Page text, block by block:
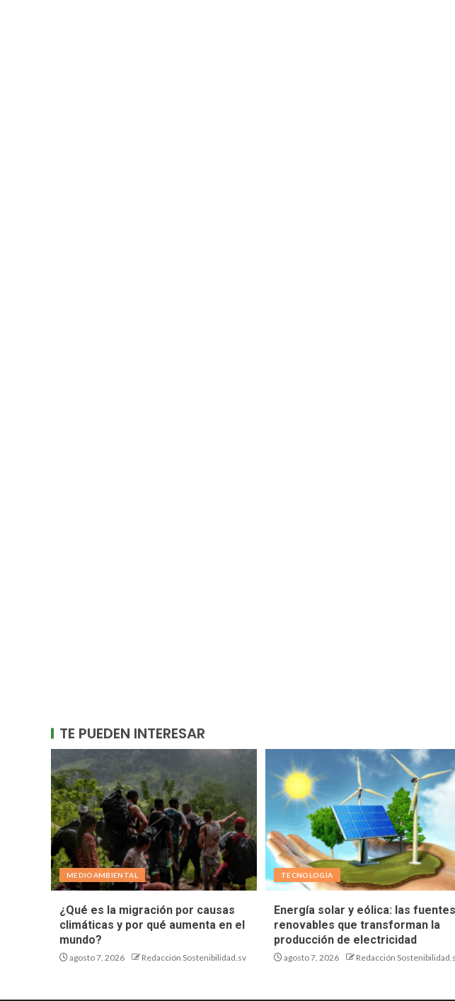
TE PUEDEN INTERESAR
MEDIOAMBIENTAL
¿Qué es la migración por causas
climáticas y por qué aumenta en el
mundo?
agosto 7, 2026 Redacción Sostenibilidad.sv
TECNOLOGÍA
Energía solar y eólica: las fuentes
renovables que transforman la
producción de electricidad
agosto 7, 2026 Redacción